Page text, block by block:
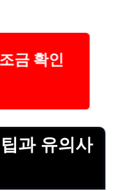
금 확인
과 유의사